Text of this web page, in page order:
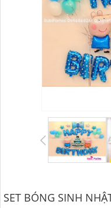
SET BÓNG SINH